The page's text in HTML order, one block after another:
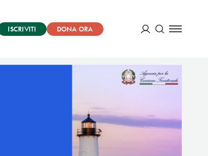
ISCRIVITI
DONA ORA